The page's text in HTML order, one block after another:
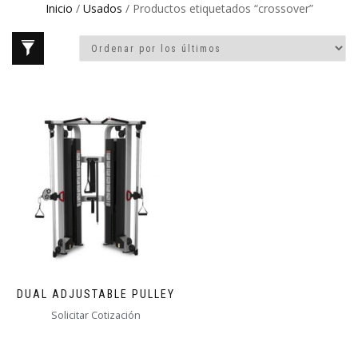
Inicio / Usados / Productos etiquetados “crossover”
DUAL ADJUSTABLE PULLEY
Solicitar Cotización